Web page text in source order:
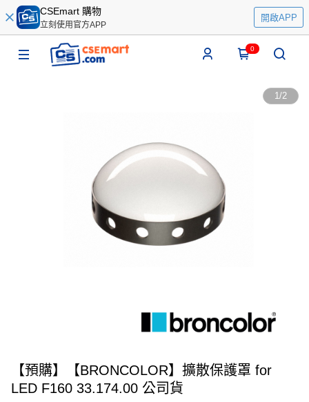
CSEmart 購物
立刻使用官方APP
開啟APP
0
1/2
【預購】【BRONCOLOR】擴散保護罩 for
LED F160 33.174.00 公司貨